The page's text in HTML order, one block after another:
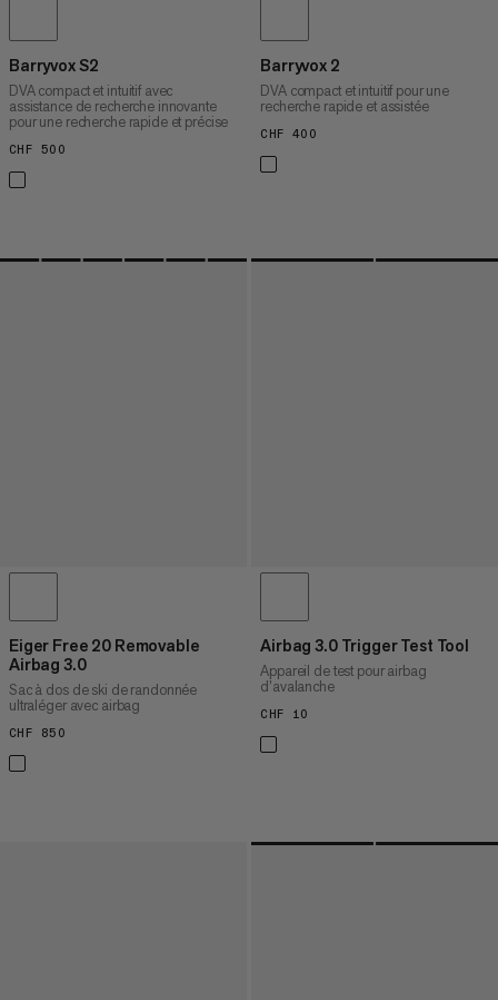
Barryvox S2
DVA compact et intuitif avec
assistance de recherche innovante
pour une recherche rapide et précise
CHF 500
Barryvox 2
DVA compact et intuitif pour une
recherche rapide et assistée
CHF 400
Eiger Free 20 Removable
Airbag 3.0
Sac à dos de ski de randonnée
ultraléger avec airbag
CHF 850
Airbag 3.0 Trigger Test Tool
Appareil de test pour airbag
d’avalanche
CHF 10